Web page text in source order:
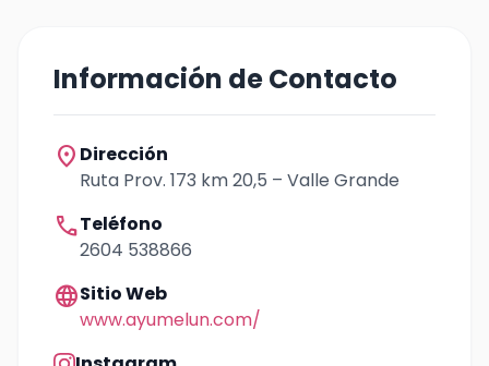
Información de Contacto
location_on Dirección
Ruta Prov. 173 km 20,5 – Valle Grande
callTeléfono
2604 538866
languageSitio Web
www.ayumelun.com/